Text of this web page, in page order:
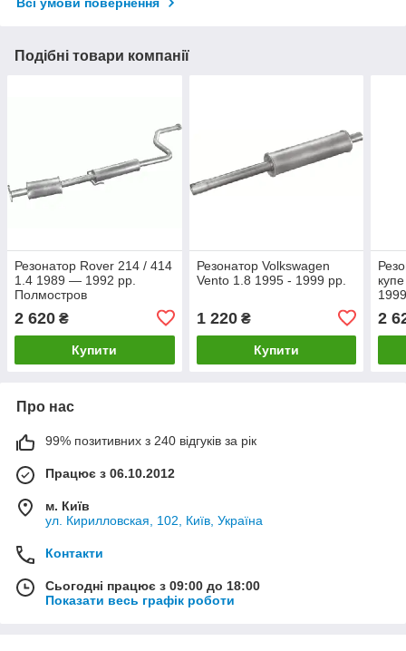
Всі умови повернення
Подібні товари компанії
Резонатор Rover 214 / 414
1.4 1989 — 1992 рр.
Полмостров
2 620 ₴
Купити
Резонатор Volkswagen
Vento 1.8 1995 - 1999 рр.
1 220₴
Купити
2
Про нас
99% позитивних з 240 відгуків за рік
Працює з 06.10.2012
м. Київ
ул. Кирилловская, 102, Київ, Україна
Контакти
Сьогодні працює з 09:00 до 18:00
Показати весь графік роботи